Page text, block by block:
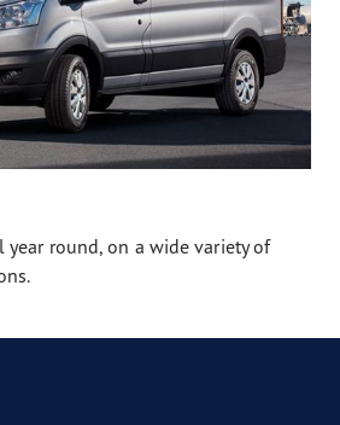
year round, on a wide variety of